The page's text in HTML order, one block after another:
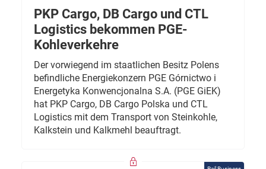
PKP Cargo, DB Cargo und CTL
Logistics bekommen PGE-
Kohleverkehre
Der vorwiegend im staatlichen Besitz Polens
befindliche Energiekonzern PGE Górnictwo i
Energetyka Konwencjonalna S.A. (PGE GiEK)
hat PKP Cargo, DB Cargo Polska und CTL
Logistics mit dem Transport von Steinkohle,
Kalkstein und Kalkmehl beauftragt.